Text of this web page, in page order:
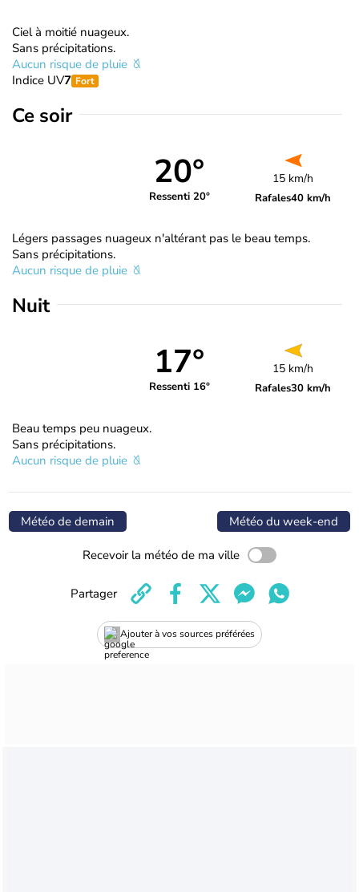
Ciel à moitié nuageux.
Sans précipitations.
Aucun risque de pluie
Indice UV7 Fort
Ce soir
20°
Ressenti 20°
15 km/h
Rafales40 km/h
Légers passages nuageux n'altérant pas le beau temps.
Sans précipitations.
Aucun risque de pluie
Nuit
17°
Ressenti 16°
15 km/h
Rafales30 km/h
Beau temps peu nuageux.
Sans précipitations.
Aucun risque de pluie
Météo de demain Météo du week-end
Recevoir la météo de ma ville
Ajouter à vos sources préférées
Partager